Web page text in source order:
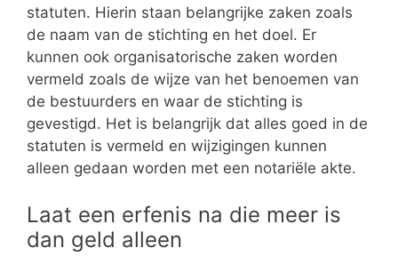
statuten. Hierin staan belangrijke zaken zoals
de naam van de stichting en het doel. Er
kunnen ook organisatorische zaken worden
vermeld zoals de wijze van het benoemen van
de bestuurders en waar de stichting is
gevestigd. Het is belangrijk dat alles goed in de
statuten is vermeld en wijzigingen kunnen
alleen gedaan worden met een notariële akte.
Laat een erfenis na die meer is
dan geld alleen